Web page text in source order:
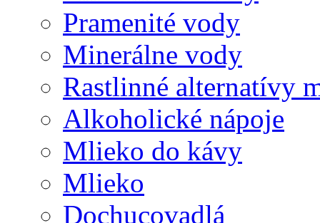
Pramenité vody
Minerálne vody
Rastlinné alternatívy
Alkoholické nápoje
Mlieko do kávy
Mlieko
Dochucovadlá